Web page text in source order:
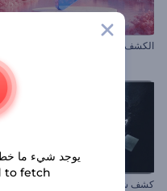
الكشف عن شعار بينك فالي
كشف شعار عاصفة الورق
to fetch